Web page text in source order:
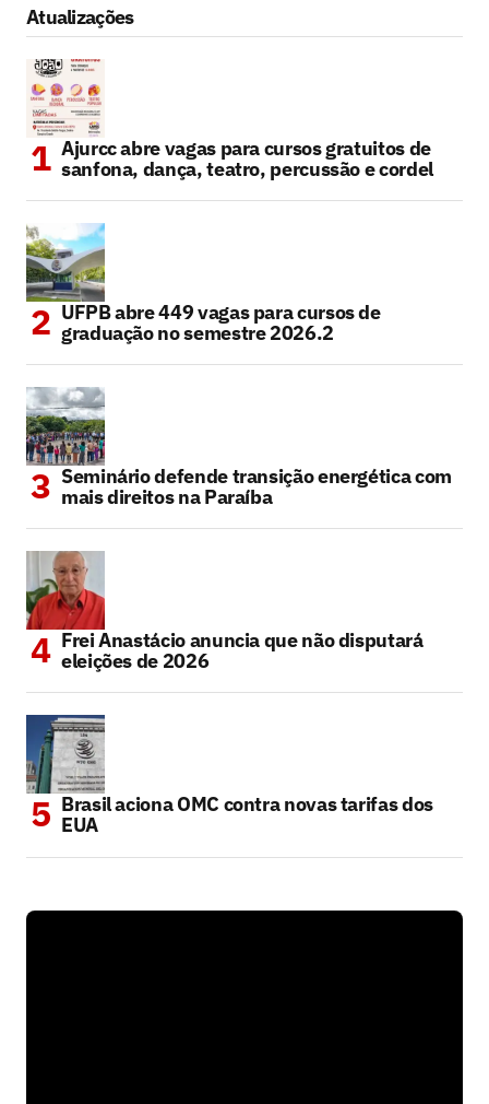
Atualizações
Ajurcc abre vagas para cursos gratuitos de
sanfona, dança, teatro, percussão e cordel
UFPB abre 449 vagas para cursos de
graduação no semestre 2026.2
Seminário defende transição energética com
mais direitos na Paraíba
Frei Anastácio anuncia que não disputará
eleições de 2026
Brasil aciona OMC contra novas tarifas dos
EUA